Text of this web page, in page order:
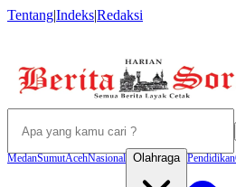
Tentang|Indeks|Redaksi
MedanSumutAcehNasional Olahraga Pendidikan